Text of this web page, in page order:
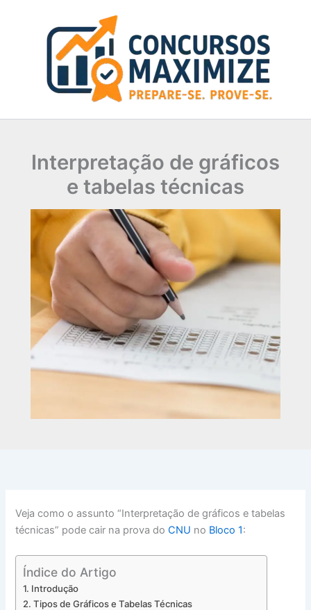
Interpretação de gráficos
e tabelas técnicas
Veja como o assunto “Interpretação de gráficos e tabelas
técnicas” pode cair na prova doCNU no Bloco 1:
Índice do Artigo
Introdução
Tipos de Gráficos e Tabelas Técnicas